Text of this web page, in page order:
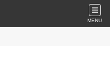
MENU